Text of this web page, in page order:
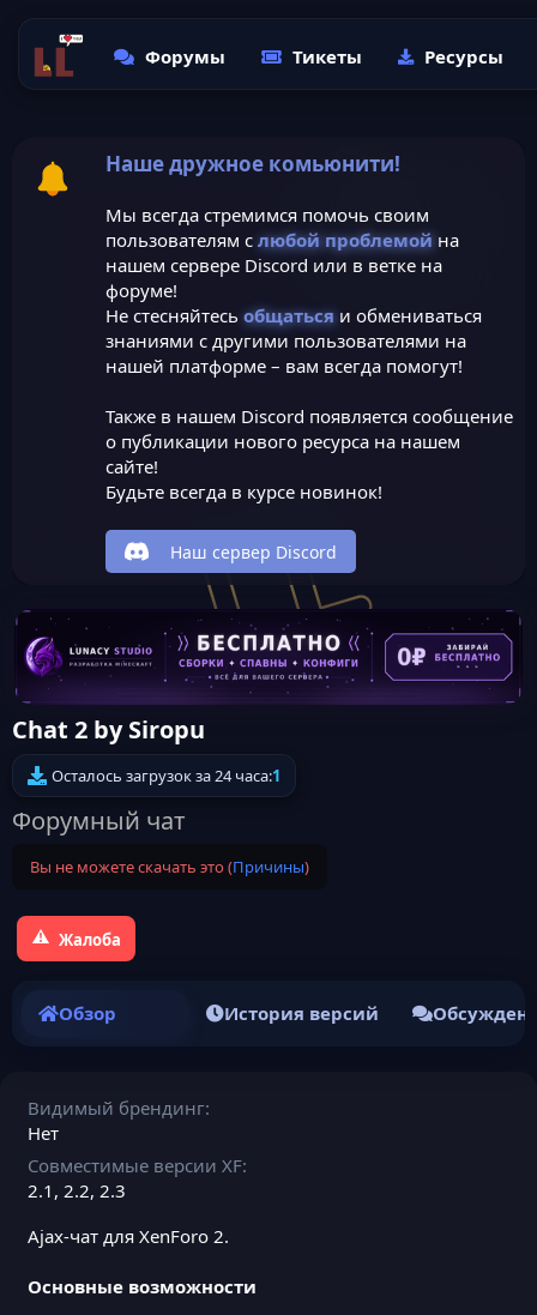
Форумы Тикеты Ресурсы
Наше дружное комьюнити!
Мы всегда стремимся помочь своим
пользователям с любой проблемойна
нашем сервере Discord или в ветке на
форуме!
Не стесняйтесь общатьсяи обмениваться
знаниями с другими пользователями на
нашей платформе – вам всегда помогут!
Также в нашем Discord появляется сообщение
о публикации нового ресурса на нашем
сайте!
Будьте всегда в курсе новинок!
Наш сервер Discord
Chat 2 by Siropu
Осталось загрузок за 24 часа:1
Форумный чат
Вы не можете скачать это (Причины)
Жалоба
Обзор История версий
Видимый брендинг
Нет
Совместимые версии XF
2.1 2.2 2.3
Ajax-чат для XenForo 2.
Основные возможности